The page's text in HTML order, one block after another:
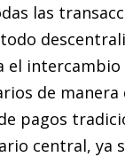
las
el
de manera
pagos
central, ya